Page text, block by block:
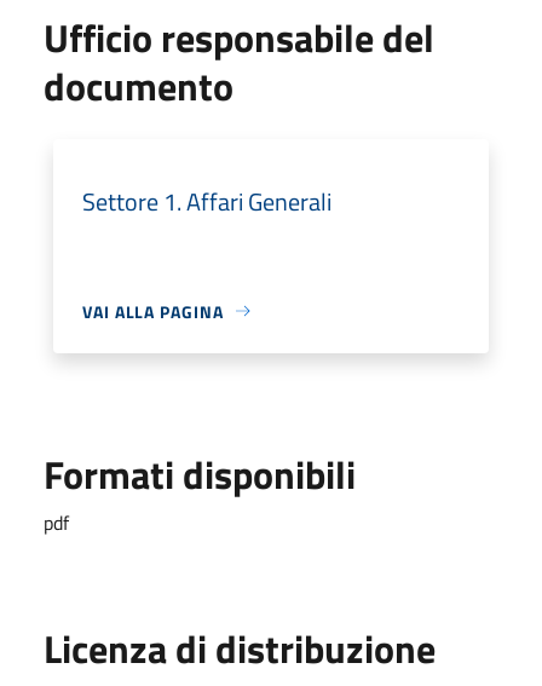
Ufficio responsabile del
documento
Settore 1. Affari Generali
VAI ALLA PAGINA
Formati disponibili
pdf
Licenza di distribuzione